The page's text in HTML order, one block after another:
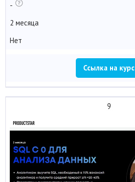
-
2 месяца
Нет
Ссылка на курс
9